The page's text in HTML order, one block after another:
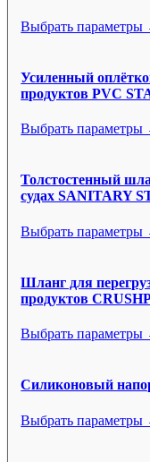
Выбрать параметры
Усиленный
продуктов PVC
Выбрать параметры
Толстостенный
судах SANITARY
Выбрать параметры
Шланг для
продуктов
Выбрать параметры
Силиконовый
Выбрать параметры